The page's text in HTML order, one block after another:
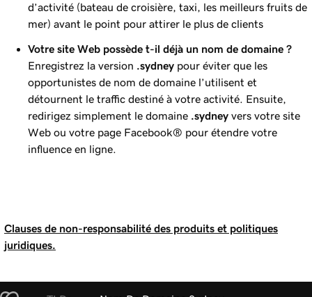
d’activité (bateau de croisière, taxi, les meilleurs fruits de
mer) avant le point pour attirer le plus de clients
Votre site Web possède t-il déjà un nom de domaine ?
Enregistrez la version .sydney pour éviter que les
opportunistes de nom de domaine l’utilisent et
détournent le traffic destiné à votre activité. Ensuite,
redirigez simplement le domaine .sydney vers votre site
Web ou votre page Facebook® pour étendre votre
influence en ligne.
Clauses de non-responsabilité des produits et politiques
juridiques.